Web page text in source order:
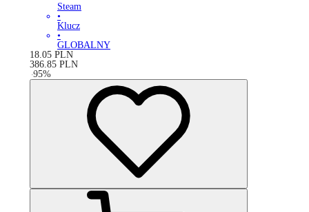
Steam
•
Klucz
•
GLOBALNY
18.05 PLN
386.85 PLN
-95%